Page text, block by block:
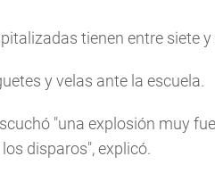
tienen entre siete y
y velas ante la escuela.
"una explosión muy
disparos", explicó.